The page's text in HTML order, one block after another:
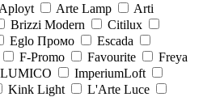
Aployt Arte Lamp
Arti
Brizzi Modern
Citilux
Eglo Промо
Escada
F-Promo Favourite
Freya
ImperiumLoft
Kink Light
L'Arte Luce